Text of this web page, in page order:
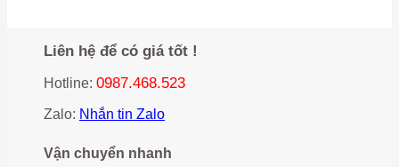
Liên hệ để có giá tốt !
Hotline: 0987.468.523
Zalo: Nhắn tin Zalo
Vận chuyển nhanh